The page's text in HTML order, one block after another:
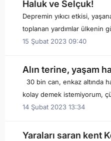
Haluk ve Selçuk!
Depremin yıkıcı etkisi,
toplanan yardımlar ülkenin
15 Şubat 2023 09:40
Alın terine, yaşam
30 bin can, enkaz altında
kolay demek istemiyorum,
14 Şubat 2023 13:34
Yaraları saran kent